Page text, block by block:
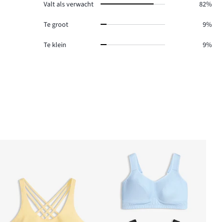
Valt als verwacht 82%
Te groot 9%
Te klein 9%